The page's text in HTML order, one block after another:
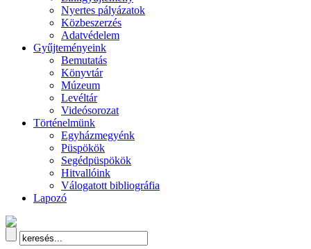
Nyertes pályázatok
Közbeszerzés
Adatvédelem
Gyűjteményeink
Bemutatás
Könyvtár
Múzeum
Levéltár
Videósorozat
Történelmünk
Egyházmegyénk
Püspökök
Segédpüspökök
Hitvallóink
Válogatott bibliográfia
Lapozó